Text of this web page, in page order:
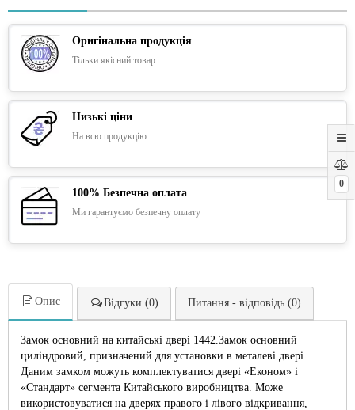
0
Оригінальна продукція
Тільки якісний товар
Низькі ціни
На всю продукцію
100% Безпечна оплата
Ми гарантуємо безпечну оплату
Опис Відгуки (0) Питання - відповідь (0)
Замок основний на китайські двері 1442.Замок основний
циліндровий, призначений для установки в металеві двері.
Даним замком можуть комплектуватися двері «Економ» і
«Стандарт» сегмента Китайського виробництва. Може
використовуватися на дверях правого і лівого відкривання,